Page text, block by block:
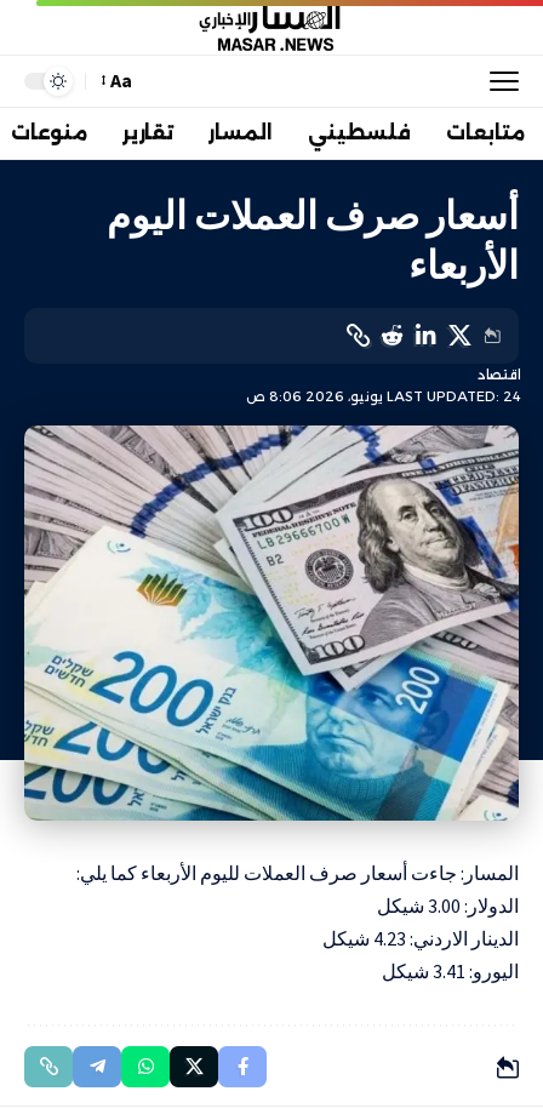
Aa
متابعات فلسطيني المسار تقارير منوعات
أسعار صرف العملات اليوم
الأربعاء
LAST UPDATED: 24 يونيو، 2026 8:06 ص
اقتصاد
المسار: جاءت أسعار صرف العملات لليوم الأربعاء كما يلي:
الدولار: 3.00 شيكل
الدينار الاردني: 4.23 شيكل
اليورو: 3.41 شيكل